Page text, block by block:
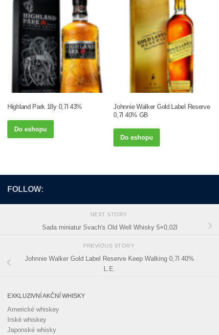
Highland Park 18y 0,7l 43%
Do eshopu
Johnnie Walker Gold Label Reserve
0,7l 40% GB
Do eshopu
FOLLOW:
NEXT STORY
Sada miniatur Svach's Old Well Whisky 5×0,02l
PREVIOUS STORY
Johnnie Walker Gold Label Reserve Keep Walking 0,7l 40%
L.E.
EXKLUZIVNÍ AKČNÍ WHISKY
Americké whiskey
Irské whiskey
Japonské whisky